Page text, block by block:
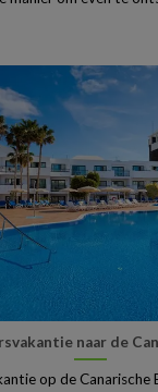
naar de
op de Canarische